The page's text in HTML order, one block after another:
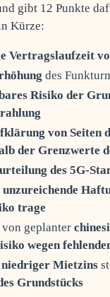
gibt 12 Punkte
Kürze:
Vertragslaufzeit
des
Risiko der
von Seiten
der Grenzwerte
des 5G-
unzureichende
trage
geplanter
wegen
niedriger Mietzins
Grundstücks